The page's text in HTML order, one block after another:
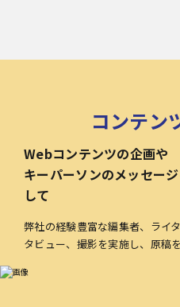
コンテン
Webコンテンツの企画や
キーパーソンのメッセー
して
弊社の経験豊富な編集者、ライ
タビュー、撮影を実施し、原稿